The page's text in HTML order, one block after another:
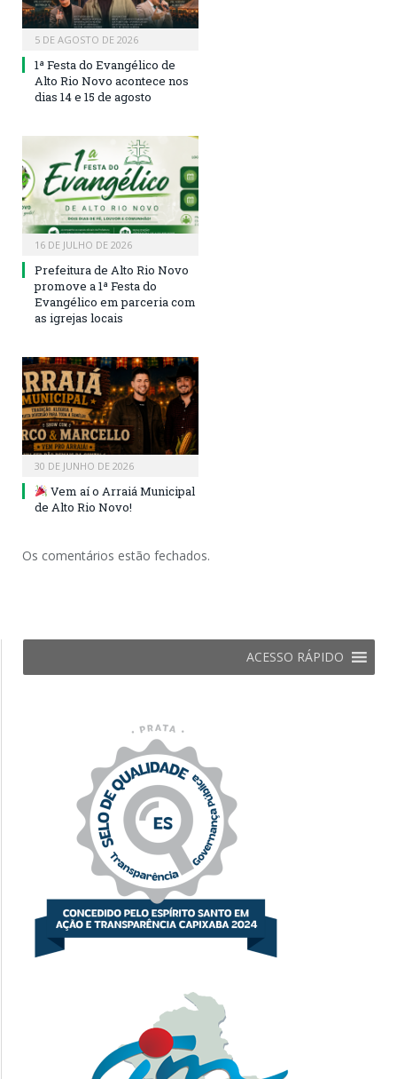
5 DE AGOSTO DE 2026
1ª Festa do Evangélico de
Alto Rio Novo acontece nos
dias 14 e 15 de agosto
16 DE JULHO DE 2026
Prefeitura de Alto Rio Novo
promove a 1ª Festa do
Evangélico em parceria com
as igrejas locais
30 DE JUNHO DE 2026
Vem aí o Arraiá Municipal
de Alto Rio Novo!
Os comentários estão fechados.
ACESSO RÁPIDO